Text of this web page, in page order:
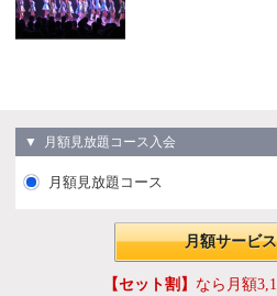
▼ 月額見放題コース入会
月額見放題コース
月額サービ
【セット割】 なら月額